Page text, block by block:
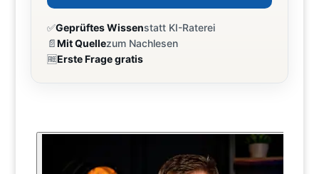
✅Geprüftes Wissenstatt KI-Raterei
📄Mit Quellezum Nachlesen
🆓Erste Frage gratis